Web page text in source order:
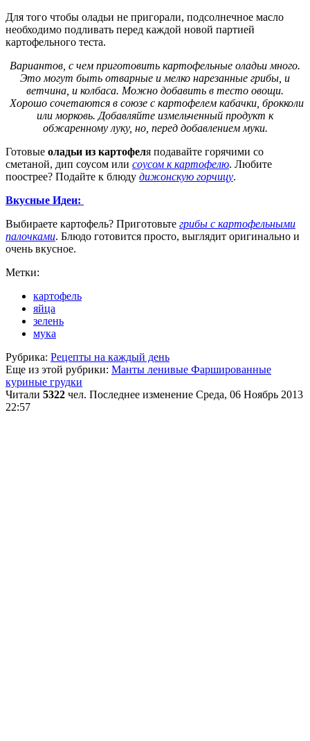
Для того чтобы оладьи не пригорали, подсолнечное масло
необходимо подливать перед каждой новой партией
картофельного теста.
Вариантов, с чем приготовить картофельные оладьи много.
Это могут быть отварные и мелко нарезанные грибы, и
ветчина, и колбаса. Можно добавить в тесто овощи.
Хорошо сочетаются в союзе с картофелем кабачки, брокколи
или морковь. Добавляйте измельченный продукт к
обжаренному луку, но, перед добавлением муки.
Готовые оладьи из картофеля подавайте горячими со
сметаной, дип соусом или соусом к картофелю. Любите
поострее? Подайте к блюду дижонскую горчицу.
Вкусные Идеи:
Выбираете картофель? Приготовьте грибы с картофельными
палочками. Блюдо готовится просто, выглядит оригинально и
очень вкусное.
Метки:
картофель
яйца
зелень
мука
Рубрика: Рецепты на каждый день
Еще из этой рубрики: Манты ленивые Фаршированные
куриные грудки
Читали 5322 чел. Последнее изменение Среда, 06 Ноябрь 2013
22:57